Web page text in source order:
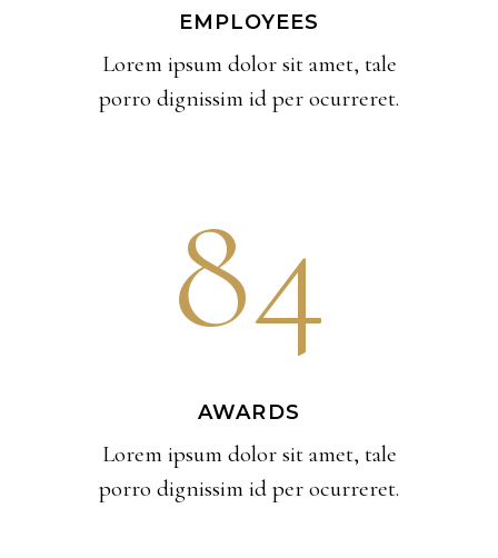
EMPLOYEES
Lorem ipsum dolor sit amet, tale
porro dignissim id per ocurreret.
84
AWARDS
Lorem ipsum dolor sit amet, tale
porro dignissim id per ocurreret.